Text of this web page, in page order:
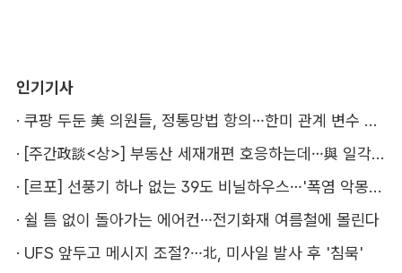
인기기사
·
쿠팡 두둔 美 의원들, 정통망법 항의…한미 관계 변수 될까
·
[주간政談<상>] 부동산 세재개편 호응하는데…與 일각의 속내
·
[르포] 선풍기 하나 없는 39도 비닐하우스…'폭염 악몽' 꾸는 이주노동자
· 쉴 틈 없이 돌아가는 에어컨…전기화재 여름철에 몰린다
· UFS 앞두고 메시지 조절?…北, 미사일 발사 후 '침묵'